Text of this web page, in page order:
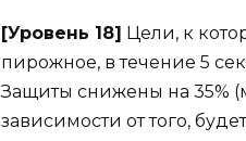
[Уровень 18] Цели, к
пирожное, в течение 5
Защиты снижены на 35%
зависимости от того,